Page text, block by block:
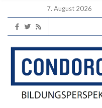
7. August 2026